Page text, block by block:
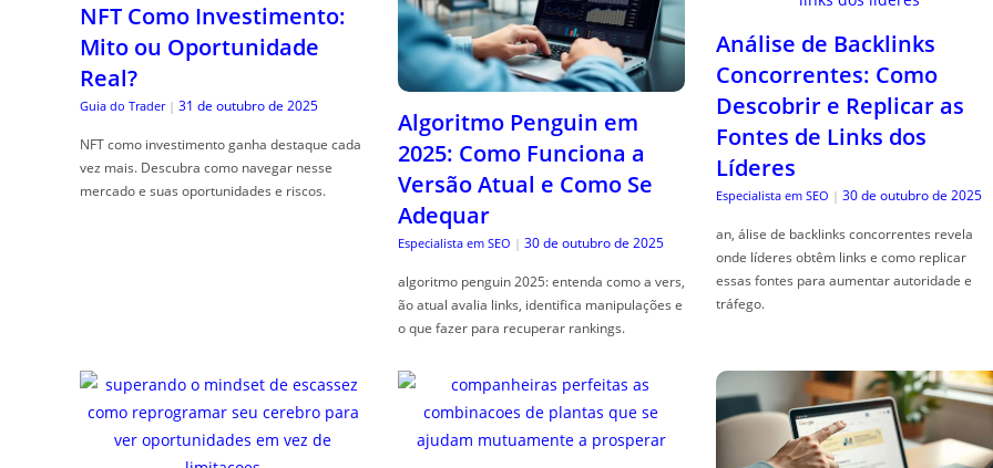
NFT Como Investimento:
Mito ou Oportunidade
Real?
Guia do Trader | 31 de outubro de 2025
NFT como investimento ganha destaque cada
vez mais. Descubra como navegar nesse
mercado e suas oportunidades e riscos.
Algoritmo Penguin em
2025: Como Funciona a
Versão Atual e Como Se
Adequar
Especialista em SEO | 30 de outubro de 2025
algoritmo penguin 2025: entenda como a vers,
ão atual avalia links, identifica manipulações e
o que fazer para recuperar rankings.
Análise de Backlinks
Concorrentes: Como
Descobrir e Replicar as
Fontes de Links dos
Líderes
Especialista em SEO | 30 de outubro de 2025
an, álise de backlinks concorrentes revela
onde líderes obtêm links e como replicar
essas fontes para aumentar autoridade e
tráfego.